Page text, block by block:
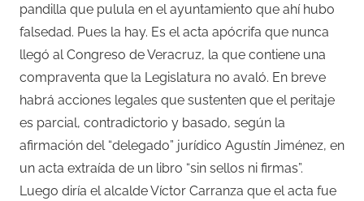
pandilla que pulula en el ayuntamiento que ahí hubo
falsedad. Pues la hay. Es el acta apócrifa que nunca
llegó al Congreso de Veracruz, la que contiene una
compraventa que la Legislatura no avaló. En breve
habrá acciones legales que sustenten que el peritaje
es parcial, contradictorio y basado, según la
afirmación del “delegado” jurídico Agustín Jiménez, en
un acta extraída de un libro “sin sellos ni firmas”.
Luego diría el alcalde Víctor Carranza que el acta fue